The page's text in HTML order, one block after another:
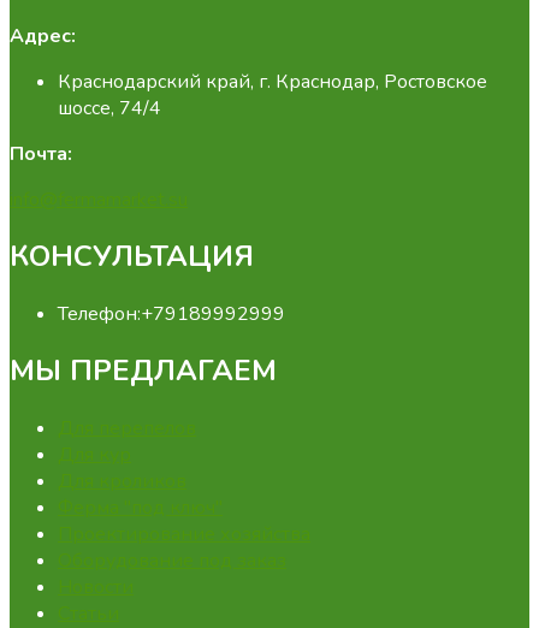
Адрес:
Краснодарский край, г. Краснодар, Ростовское
шоссе, 74/4
Почта:
info@fermamarket.su
КОНСУЛЬТАЦИЯ
Телефон:+79189992999
МЫ ПРЕДЛАГАЕМ
Для перепелов
Для кур
Для кроликов
Ферма "под ключ"
Проектирование хозяйства
Оборудование под заказ
Новости
Статьи